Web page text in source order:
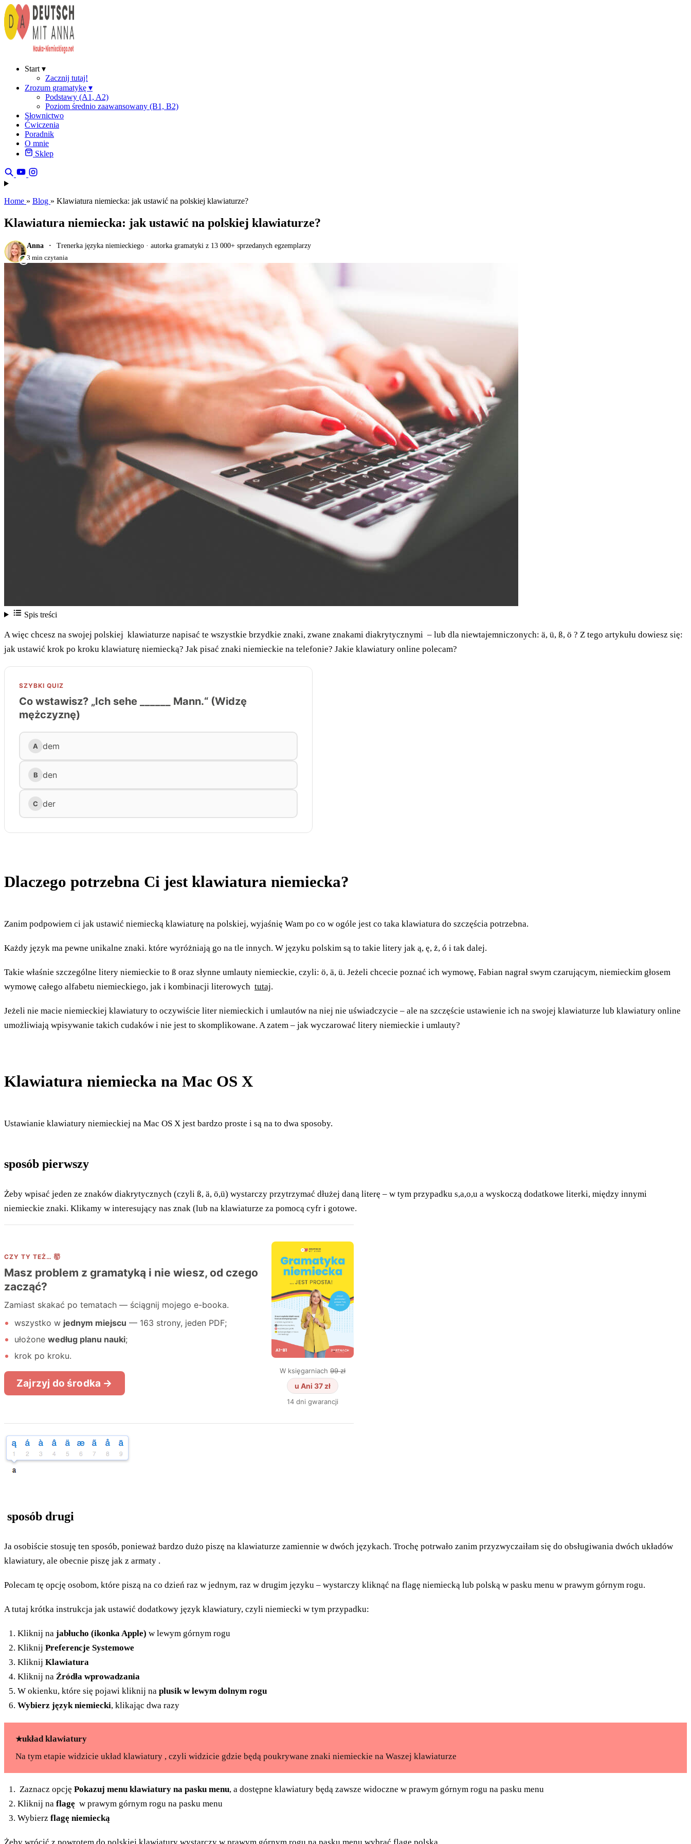
Start ▾
Zacznij tutaj!
Zrozum gramatykę ▾
Podstawy (A1, A2)
Poziom średnio zaawansowany (B1, B2)
Słownictwo
Ćwiczenia
Poradnik
O mnie
Sklep
Home » Blog » Klawiatura niemiecka: jak ustawić na polskiej klawiaturze?
Klawiatura niemiecka: jak ustawić na polskiej klawiaturze?
Anna Trenerka języka niemieckiego · autorka gramatyki z 13 000+ sprzedanych egzemplarzy
3 min czytania
Spis treści
A więc chcesz na swojej polskiej klawiaturze napisać te wszystkie brzydkie znaki, zwane znakami diakrytycznymi – lub dla niewtajemniczonych: ä, ü, ß, ö ? Z tego artykułu dowiesz się:
jak ustawić krok po kroku klawiaturę niemiecką? Jak pisać znaki niemieckie na telefonie? Jakie klawiatury online polecam?
Dlaczego potrzebna Ci jest klawiatura niemiecka?
Zanim podpowiem ci jak ustawić niemiecką klawiaturę na polskiej, wyjaśnię Wam po co w ogóle jest co taka klawiatura do szczęścia potrzebna.
Każdy język ma pewne unikalne znaki. które wyróżniają go na tle innych. W języku polskim są to takie litery jak ą, ę, ż, ó i tak dalej.
Takie właśnie szczególne litery niemieckie to ß oraz słynne umlauty niemieckie, czyli: ö, ä, ü. Jeżeli chcecie poznać ich wymowę, Fabian nagrał swym czarującym, niemieckim głosem
wymowę całego alfabetu niemieckiego, jak i kombinacji literowych tutaj.
Jeżeli nie macie niemieckiej klawiatury to oczywiście liter niemieckich i umlautów na niej nie uświadczycie – ale na szczęście ustawienie ich na swojej klawiaturze lub klawiatury online
umożliwiają wpisywanie takich cudaków i nie jest to skomplikowane. A zatem – jak wyczarować litery niemieckie i umlauty?
Klawiatura niemiecka na Mac OS X
Ustawianie klawiatury niemieckiej na Mac OS X jest bardzo proste i są na to dwa sposoby.
sposób pierwszy
Żeby wpisać jeden ze znaków diakrytycznych (czyli ß, ä, ö,ü) wystarczy przytrzymać dłużej daną literę – w tym przypadku s,a,o,u a wyskoczą dodatkowe literki, między innymi
niemieckie znaki. Klikamy w interesujący nas znak (lub na klawiaturze za pomocą cyfr i gotowe.
sposób drugi
Ja osobiście stosuję ten sposób, ponieważ bardzo dużo piszę na klawiaturze zamiennie w dwóch językach. Trochę potrwało zanim przyzwyczaiłam się do obsługiwania dwóch układów
klawiatury, ale obecnie piszę jak z armaty .
Polecam tę opcję osobom, które piszą na co dzień raz w jednym, raz w drugim języku – wystarczy kliknąć na flagę niemiecką lub polską w pasku menu w prawym górnym rogu.
A tutaj krótka instrukcja jak ustawić dodatkowy język klawiatury, czyli niemiecki w tym przypadku:
Kliknij na jabłucho (ikonka Apple) w lewym górnym rogu
Kliknij Preferencje Systemowe
Kliknij Klawiatura
Kliknij na Źródła wprowadzania
W okienku, które się pojawi kliknij na plusik w lewym dolnym rogu
Wybierz język niemiecki, klikając dwa razy
układ klawiatury
Na tym etapie widzicie układ klawiatury , czyli widzicie gdzie będą poukrywane znaki niemieckie na Waszej klawiaturze
Zaznacz opcję Pokazuj menu klawiatury na pasku menu, a dostępne klawiatury będą zawsze widoczne w prawym górnym rogu na pasku menu
Kliknij na flagę w prawym górnym rogu na pasku menu
Wybierz flagę niemiecką